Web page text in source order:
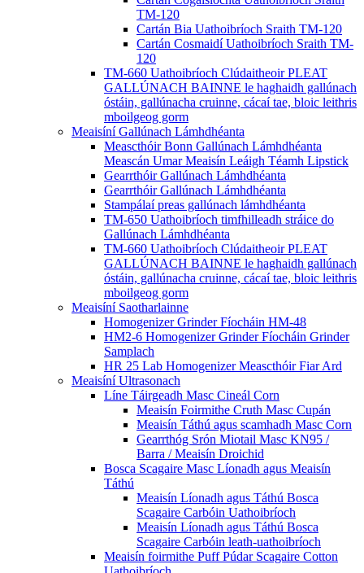
TM-120
Cartán Bia Uathoibríoch Sraith TM-120
Cartán Cosmaidí Uathoibríoch Sraith TM-
120
TM-660 Uathoibríoch Clúdaitheoir PLEAT
GALLÚNACH BAINNE le haghaidh gallúnach
óstáin, gallúnacha cruinne, cácaí tae, bloic leithris
mboilgeog gorm
Meaisíní Gallúnach Lámhdhéanta
Meascthóir Bonn Gallúnach Lámhdhéanta
Meascán Umar Meaisín Leáigh Téamh Lipstick
Gearrthóir Gallúnach Lámhdhéanta
Gearrthóir Gallúnach Lámhdhéanta
Stampálaí preas gallúnach lámhdhéanta
TM-650 Uathoibríoch timfhilleadh stráice do
Gallúnach Lámhdhéanta
TM-660 Uathoibríoch Clúdaitheoir PLEAT
GALLÚNACH BAINNE le haghaidh gallúnach
óstáin, gallúnacha cruinne, cácaí tae, bloic leithris
mboilgeog gorm
Meaisíní Saotharlainne
Homogenizer Grinder Fíocháin HM-48
HM2-6 Homogenizer Grinder Fíocháin Grinder
Samplach
HR 25 Lab Homogenizer Meascthóir Fiar Ard
Meaisíní Ultrasonach
Líne Táirgeadh Masc Cineál Corn
Meaisín Foirmithe Cruth Masc Cupán
Meaisín Táthú agus scamhadh Masc Corn
Gearrthóg Srón Miotail Masc KN95 /
Barra / Meaisín Droichid
Bosca Scagaire Masc Líonadh agus Meaisín
Táthú
Meaisín Líonadh agus Táthú Bosca
Scagaire Carbóin Uathoibríoch
Meaisín Líonadh agus Táthú Bosca
Scagaire Carbóin leath-uathoibríoch
Meaisín foirmithe Puff Púdar Scagaire Cotton